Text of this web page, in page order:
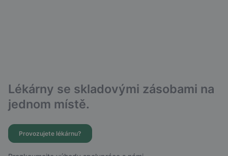
Lékárny se skladovými zásobami na
jednom místě.
Provozujete lékárnu?